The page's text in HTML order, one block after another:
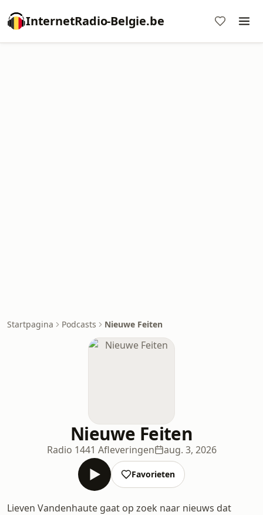
InternetRadio-Belgie.be
Startpagina Podcasts Nieuwe Feiten
Nieuwe Feiten
Radio 1441 Afleveringen aug. 3, 2026
Favorieten
Lieven Vandenhaute gaat op zoek naar nieuws dat